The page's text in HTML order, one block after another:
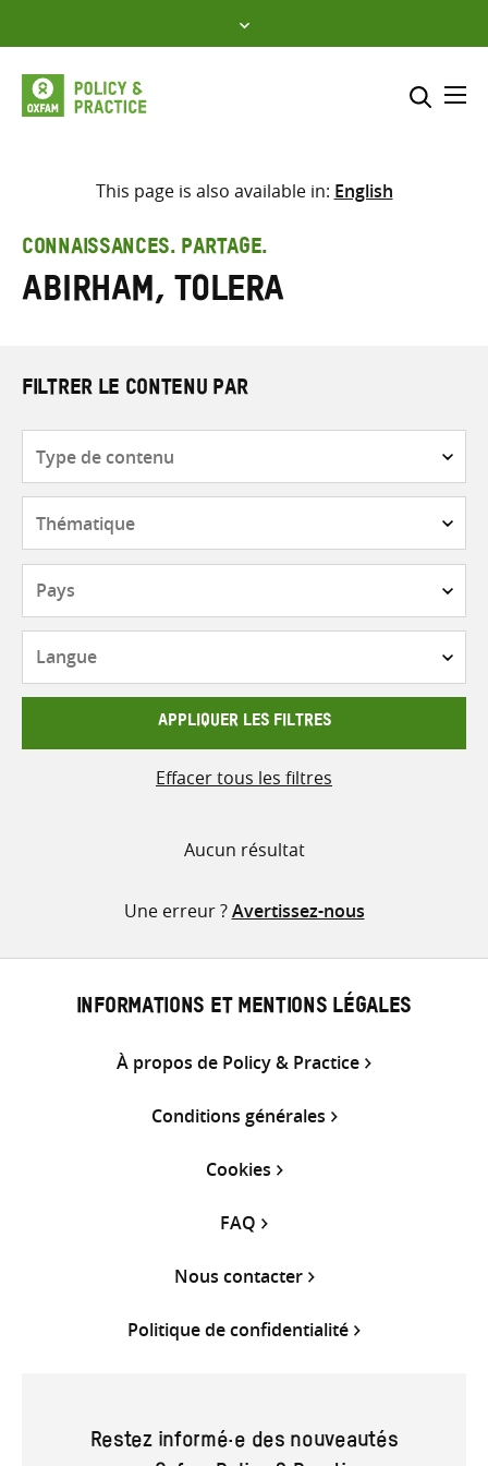
to
content
Sélectionner l’emplacement
Saisir
les
termes
This page is also available in: English
CONNAISSANCES. PARTAGE.
Abirham, Tolera
FILTRER LE CONTENU PAR
contenu
APPLIQUER LES FILTRES
Effacer tous les filtres
Aucun résultat
Une erreur ?Avertissez-nous
INFORMATIONS ET MENTIONS LÉGALES
À propos de Policy & Practice
Conditions générales
Cookies
FAQ
Nous contacter
Politique de confidentialité
Restez informé·e des nouveautés